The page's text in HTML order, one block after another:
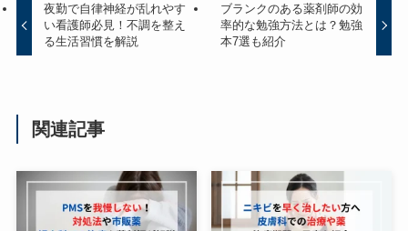
夜勤で自律神経が乱れやす
い看護師必見！不調を整え
る生活習慣を解説
ブランクのある薬剤師の効
率的な勉強方法とは？勉強
本7選も紹介
関連記事